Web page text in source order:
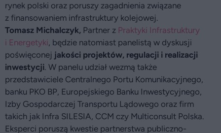
rynek polski oraz poruszy zagadnienia związane
z finansowaniem infrastruktury kolejowej.
Tomasz Michalczyk, Partner z Praktyki Infrastruktury
i Energetyki, będzie natomiast panelistą w dyskusji
poświęconej jakości projektów, regulacji i realizacji
inwestycji. W panelu udział wezmą także
przedstawiciele Centralnego Portu Komunikacyjnego,
banku PKO BP, Europejskiego Banku Inwestycyjnego,
Izby Gospodarczej Transportu Lądowego oraz firm
takich jak Infra SILESIA, CCM czy Multiconsult Polska.
Eksperci poruszą kwestie partnerstwa publiczno-